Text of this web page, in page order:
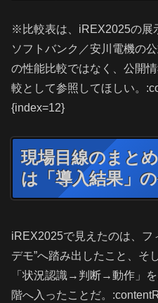
※比較表は、iREX2025の展
ソフトバンク／安川電機の
の性能比較ではなく、公開
較として参照してほしい。
{index=12}
現場目線のまと
は「導入結果」
iREX2025で見えたのは、フ
デモ”へ踏み出したこと、そ
「状況認識→判断→動作」
階へ入ったことだ。